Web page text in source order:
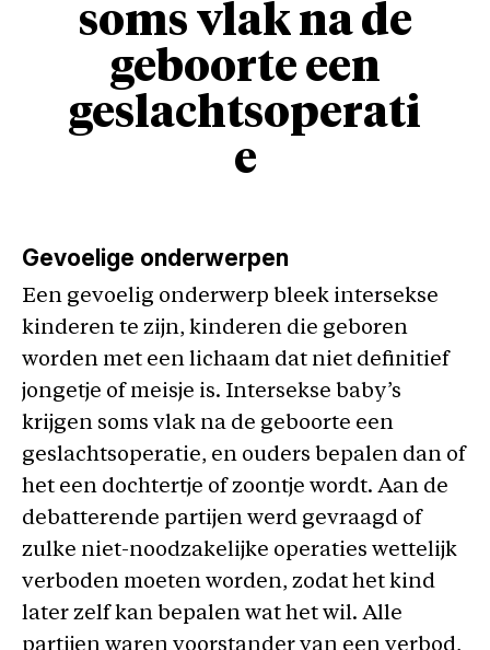
soms vlak na de
geboorte een
geslachtsoperati
e
Gevoelige onderwerpen
Een gevoelig onderwerp bleek intersekse
kinderen te zijn, kinderen die geboren
worden met een lichaam dat niet definitief
jongetje of meisje is. Intersekse baby’s
krijgen soms vlak na de geboorte een
geslachtsoperatie, en ouders bepalen dan of
het een dochtertje of zoontje wordt. Aan de
debatterende partijen werd gevraagd of
zulke niet-noodzakelijke operaties wettelijk
verboden moeten worden, zodat het kind
later zelf kan bepalen wat het wil. Alle